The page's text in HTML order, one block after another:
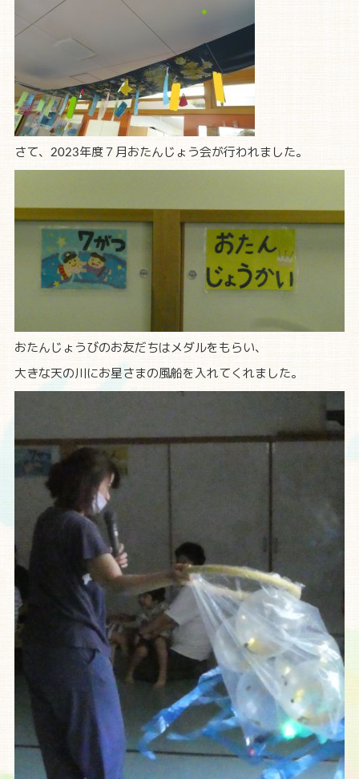
さて、2023年度７月おたんじょう会が行われました。
おたんじょうびのお友だちはメダルをもらい、
大きな天の川にお星さまの風船を入れてくれました。